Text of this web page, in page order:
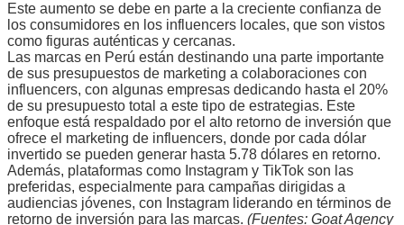
Este aumento se debe en parte a la creciente confianza de
los consumidores en los influencers locales, que son vistos
como figuras auténticas y cercanas.
Las marcas en Perú están destinando una parte importante
de sus presupuestos de marketing a colaboraciones con
influencers, con algunas empresas dedicando hasta el 20%
de su presupuesto total a este tipo de estrategias. Este
enfoque está respaldado por el alto retorno de inversión que
ofrece el marketing de influencers, donde por cada dólar
invertido se pueden generar hasta 5.78 dólares en retorno.
Además, plataformas como Instagram y TikTok son las
preferidas, especialmente para campañas dirigidas a
audiencias jóvenes, con Instagram liderando en términos de
retorno de inversión para las marcas. (Fuentes: Goat Agency